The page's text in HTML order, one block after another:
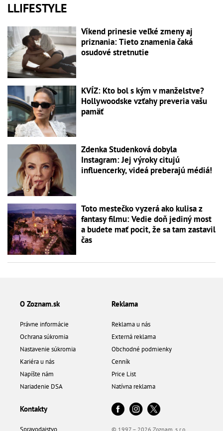
LLIFESTYLE
Víkend prinesie veľké zmeny aj
priznania: Tieto znamenia čaká
osudové stretnutie
KVÍZ: Kto bol s kým v manželstve?
Hollywoodske vzťahy preveria vašu
pamäť
Zdenka Studenková dobyla
Instagram: Jej výroky citujú
influencerky, videá preberajú médiá!
Toto mestečko vyzerá ako kulisa z
fantasy filmu: Vedie doň jediný most
a budete mať pocit, že sa tam zastavil
čas
O Zoznam.sk
Právne informácie
Ochrana súkromia
Nastavenie súkromia
Kariéra u nás
Napíšte nám
Nariadenie DSA
Reklama
Reklama u nás
Externá reklama
Obchodné podmienky
Cenník
Price List
Natívna reklama
Kontakty
© 1997 – 2026 Zoznam, s.r.o.